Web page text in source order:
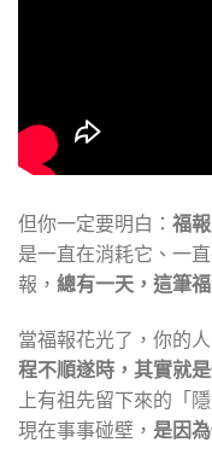
但你一定要明白： 福
是一直在消耗它、一
報， 總有一天，這筆
當福報花光了，你的
程不順遂時，其實就
上有祖先留下來的「
現在事事碰壁， 是因